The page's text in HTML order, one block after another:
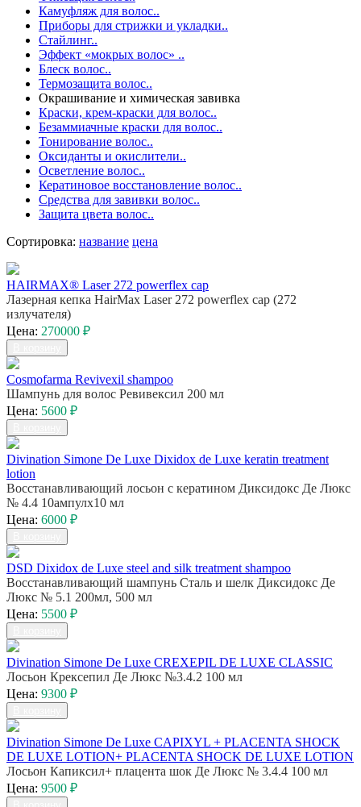
Камуфляж для волос..
Приборы для стрижки и укладки..
Стайлинг..
Эффект «мокрых волос» ..
Блеск волос..
Термозащита волос..
Окрашивание и химическая завивка
Краски, крем-краски для волос..
Безаммиачные краски для волос..
Тонирование волос..
Оксиданты и окислители..
Осветление волос..
Кератиновое восстановление волос..
Средства для завивки волос..
Защита цвета волос..
Сортировка: название цена
HAIRMAX® Laser 272 powerflex cap
Лазерная кепка HairMax Laser 272 powerflex cap (272
излучателя)
Цена: 270000 ₽
Cosmofarma Revivexil shampoо
Шампунь для волос Ревивексил 200 мл
Цена: 5600 ₽
Divination Simone De Luxe Dixidox de Luxe keratin treatment
lotion
Восстанавливающий лосьон с кератином Диксидокс Де Люкс
№ 4.4 10ампулх10 мл
Цена: 6000 ₽
DSD Dixidox de Luxe steel and silk treatment shampoo
Восстанавливающий шампунь Сталь и шелк Диксидокс Де
Люкс № 5.1 200мл, 500 мл
Цена: 5500 ₽
Divination Simone De Luxe CREXEPIL DE LUXE CLASSIC
Лосьон Крексепил Де Люкс №3.4.2 100 мл
Цена: 9300 ₽
Divination Simone De Luxe CAPIXYL + PLACENTA SHOCK
DE LUXE LOTION+ PLACENTA SHOCK DE LUXE LOTION
Лосьон Капиксил+ плацента шок Де Люкс № 3.4.4 100 мл
Цена: 9500 ₽